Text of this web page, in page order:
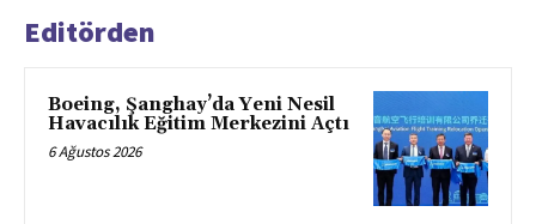
Editörden
Boeing, Şanghay’da Yeni Nesil
Havacılık Eğitim Merkezini Açtı
6 Ağustos 2026